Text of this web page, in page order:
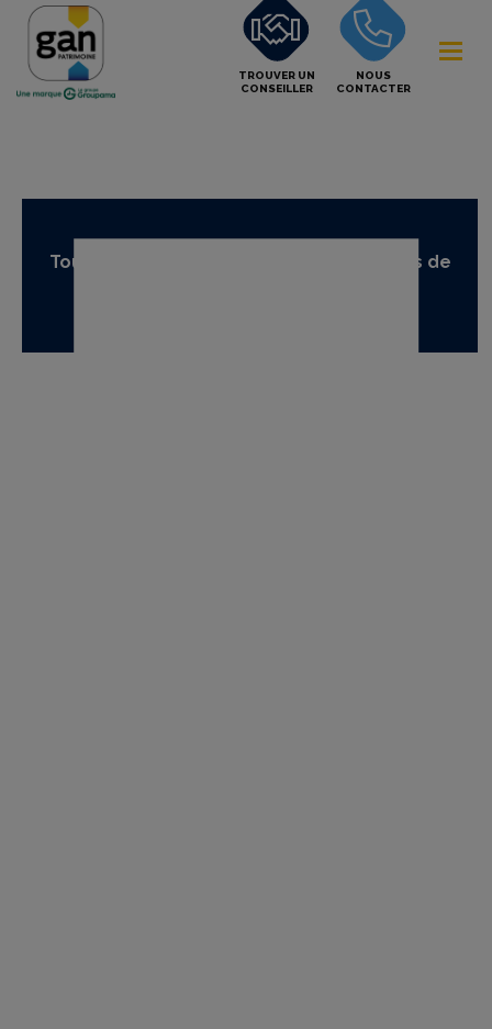
TROUVER UN
CONSEILLER
NOUS
CONTACTER
Tous nos supports temporaires en unités de